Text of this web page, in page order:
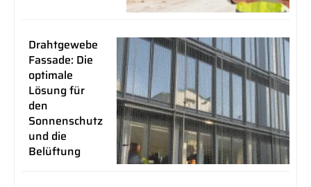
Drahtgewebe
Fassade: Die
optimale
Lösung für
den
Sonnenschutz
und die
Belüftung